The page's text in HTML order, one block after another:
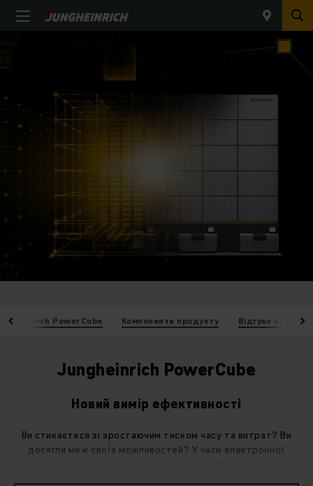
PowerCube Компоненти продукту Відгуки клієнтів
Jungheinrich PowerCube
Новий вимір ефективності
Ви стикаєтеся зі зростаючим тиском часу та витрат? Ви
досягли меж своїх можливостей? У часи електронної